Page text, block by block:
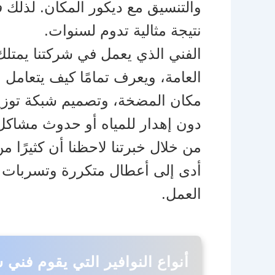
والتنسيق مع ديكور المكان. لذلك
نتيجة مثالية تدوم لسنوات.
الفني الذي يعمل في شركتنا
العامة، ويعرف تمامًا كيف يتعامل
مكان المضخة، وتصميم شبكة
دون إهدار للمياه أو حدوث
من خلال خبرتنا لاحظنا أن
أدى إلى أعطال متكررة
العمل.
أنواع النوافير التي يقوم فني